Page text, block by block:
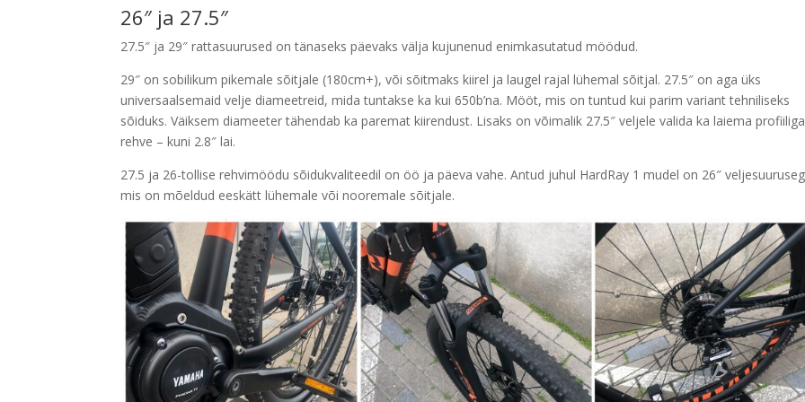
26″ ja 27.5″
27.5″ ja 29″ rattasuurused on tänaseks päevaks välja kujunenud enimkasutatud möödud.
29″ on sobilikum pikemale sõitjale (180cm+), või sõitmaks kiirel ja laugel rajal lühemal sõitjal. 27.5″ on aga üks
universaalsemaid velje diameetreid, mida tuntakse ka kui 650b’na. Mööt, mis on tuntud kui parim variant tehniliseks
sõiduks. Väiksem diameeter tähendab ka paremat kiirendust. Lisaks on võimalik 27.5″ veljele valida ka laiema profiiliga
rehve – kuni 2.8″ lai.
27.5 ja 26-tollise rehvimöödu sõidukvaliteedil on öö ja päeva vahe. Antud juhul HardRay 1 mudel on 26″
mis on mõeldud eeskätt lühemale või nooremale sõitjale.